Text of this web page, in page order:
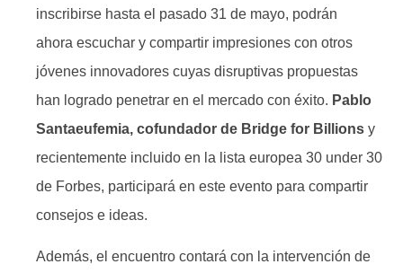
inscribirse hasta el pasado 31 de mayo, podrán
ahora escuchar y compartir impresiones con otros
jóvenes innovadores cuyas disruptivas propuestas
han logrado penetrar en el mercado con éxito. Pablo
Santaeufemia, cofundador de Bridge for Billions y
recientemente incluido en la lista europea 30 under 30
de Forbes, participará en este evento para compartir
consejos e ideas.
Además, el encuentro contará con la intervención de